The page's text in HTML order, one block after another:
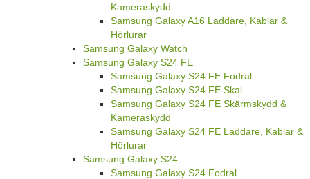
Kameraskydd
Samsung Galaxy A16 Laddare, Kablar &
Hörlurar
Samsung Galaxy Watch
Samsung Galaxy S24 FE
Samsung Galaxy S24 FE Fodral
Samsung Galaxy S24 FE Skal
Samsung Galaxy S24 FE Skärmskydd &
Kameraskydd
Samsung Galaxy S24 FE Laddare, Kablar &
Hörlurar
Samsung Galaxy S24
Samsung Galaxy S24 Fodral